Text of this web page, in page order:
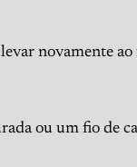
novamente
ou um fio de